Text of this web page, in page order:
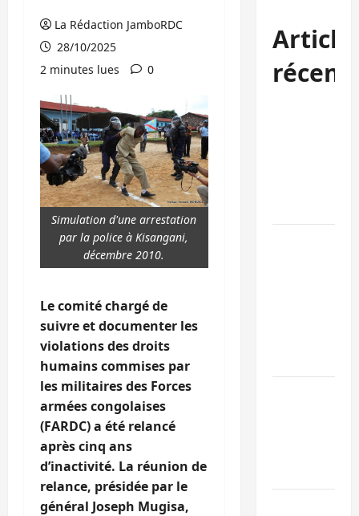
La Rédaction JamboRDC
28/10/2025
2 minutes lues
0
Simulation d'une arrestation
par la police à Kisangani,
décembre 2010.
Le comité chargé de
suivre et documenter les
violations des droits
humains commises par
les militaires des Forces
armées congolaises
(FARDC) a été relancé
après cinq ans
d’inactivité. La réunion de
relance, présidée par le
général Joseph Mugisa,